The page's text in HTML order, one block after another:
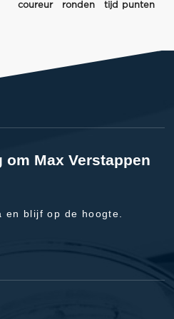
coureur ronden tijd
punten
Max Verstappen
en blijf op de hoogte.